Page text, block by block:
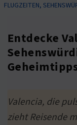
FLUGZEITEN,
Entdecke
Valencia, die
zieht Reisende